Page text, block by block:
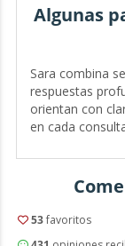
Algunas
Sara combina
respuestas
orientan con
en cada
53favoritos